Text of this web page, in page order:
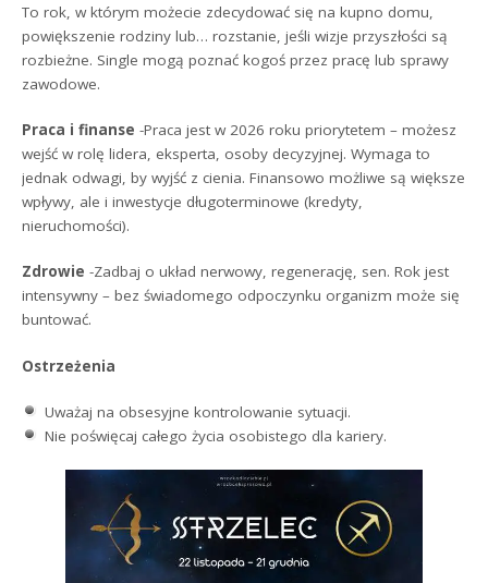
To rok, w którym możecie zdecydować się na kupno domu,
powiększenie rodziny lub… rozstanie, jeśli wizje przyszłości są
rozbieżne. Single mogą poznać kogoś przez pracę lub sprawy
zawodowe.
Praca i finanse -Praca jest w 2026 roku priorytetem – możesz
wejść w rolę lidera, eksperta, osoby decyzyjnej. Wymaga to
jednak odwagi, by wyjść z cienia. Finansowo możliwe są większe
wpływy, ale i inwestycje długoterminowe (kredyty,
nieruchomości).
Zdrowie -Zadbaj o układ nerwowy, regenerację, sen. Rok jest
intensywny – bez świadomego odpoczynku organizm może się
buntować.
Ostrzeżenia
Uważaj na obsesyjne kontrolowanie sytuacji.
Nie poświęcaj całego życia osobistego dla kariery.